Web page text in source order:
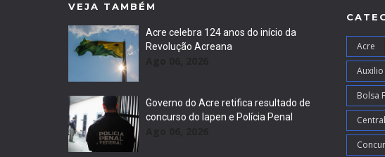
VEJA TAMBÉM
Acre celebra 124 anos do início da
Revolução Acreana
Governo do Acre retifica resultado de
concurso do Iapen e Polícia Penal
Acre
Auxilio
Bolsa